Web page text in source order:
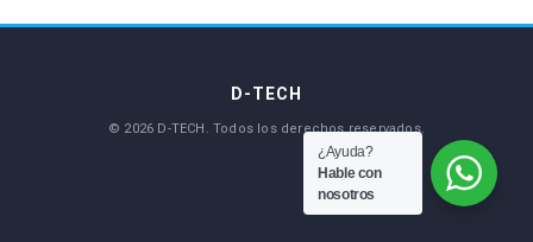
¿Ayuda?
Hable con
nosotros